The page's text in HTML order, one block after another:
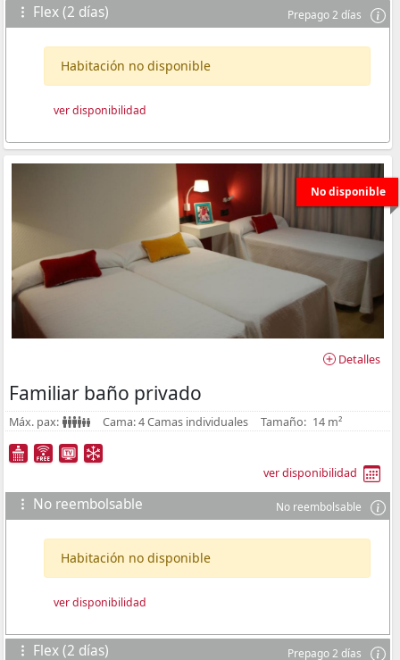
Flex (2 días) Prepago 2 días
Habitación no disponible
ver disponibilidad
No disponible
Detalles
Familiar baño privado
Máx. pax: Cama: 4 Camas individuales Tamaño: 14 m²
ver disponibilidad
No reembolsable No reembolsable
Habitación no disponible
ver disponibilidad
Flex (2 días) Prepago 2 días